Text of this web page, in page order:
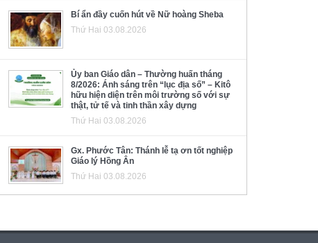
Bí ẩn đầy cuốn hút về Nữ hoàng Sheba
Thứ Hai 03.08.2026
Ủy ban Giáo dân – Thường huấn tháng
8/2026: Ánh sáng trên “lục địa số” – Kitô
hữu hiện diện trên môi trường số với sự
thật, tử tế và tinh thần xây dựng
Thứ Hai 03.08.2026
Gx. Phước Tân: Thánh lễ tạ ơn tốt nghiệp
Giáo lý Hồng Ân
Thứ Hai 03.08.2026